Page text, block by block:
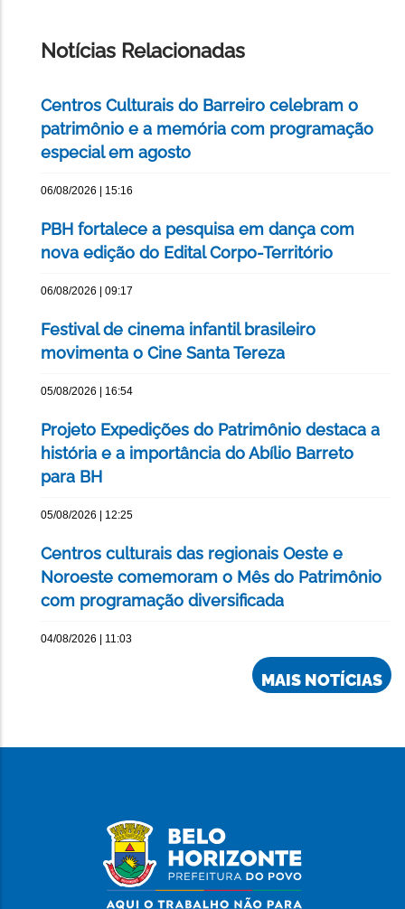
Notícias Relacionadas
Centros Culturais do Barreiro celebram o
patrimônio e a memória com programação
especial em agosto
06/08/2026 | 15:16
PBH fortalece a pesquisa em dança com
nova edição do Edital Corpo-Território
06/08/2026 | 09:17
Festival de cinema infantil brasileiro
movimenta o Cine Santa Tereza
05/08/2026 | 16:54
Projeto Expedições do Patrimônio destaca a
história e a importância do Abílio Barreto
para BH
05/08/2026 | 12:25
Centros culturais das regionais Oeste e
Noroeste comemoram o Mês do Patrimônio
com programação diversificada
04/08/2026 | 11:03
MAIS NOTÍCIAS